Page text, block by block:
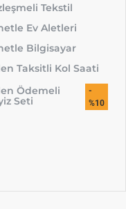
Tekstil
Ev Aletleri
Bilgisayar
Taksitli Kol Saati
Ödemeli
Seti
-
%10